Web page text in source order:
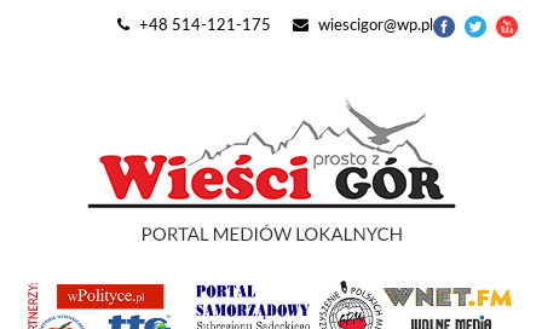
+48 514-121-175 wiescigor@wp.pl